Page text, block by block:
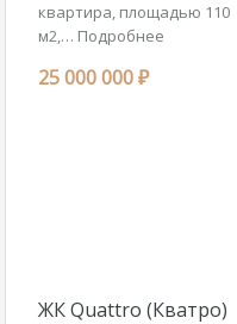
квартира, площадью 110
м2,… Подробнее
25 000 000 ₽
ЖК Quattro (Кватро)